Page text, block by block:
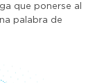
que ponerse al
palabra de